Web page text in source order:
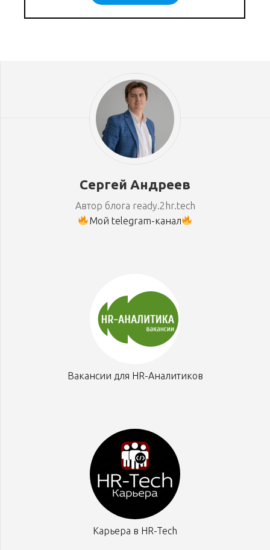
Сергей Андреев
Автор блога ready.2hr.tech
Мой telegram-канал
Вакансии для HR-Аналитиков
Карьера в HR-Tech